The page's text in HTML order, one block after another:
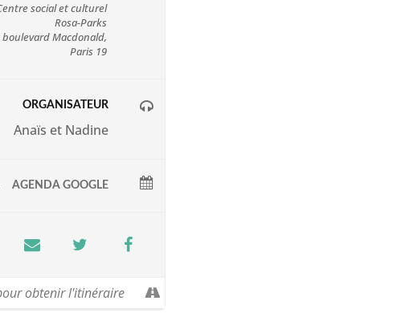
social et culturel
Rosa-Parks
boulevard Macdonald,
Paris 19
ORGANISATEUR
Anaïs et Nadine
AGENDA GOOGLE